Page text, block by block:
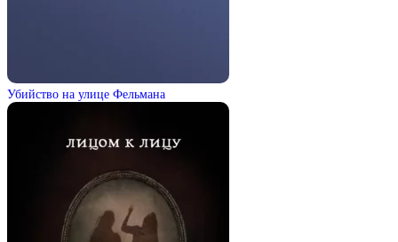
Убийство на улице Фельмана